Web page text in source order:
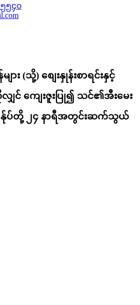
၅၄၀
(သို့) စျေးနှုန်းစာရင်းနှင့်
င် ကျေးဇူးပြု၍ သင်၏အီးမေး
ျွန်ုပ်တို့ ၂၄ နာရီအတွင်းဆက်သွယ်